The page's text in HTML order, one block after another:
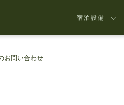
宿泊設備
お問い合わせ